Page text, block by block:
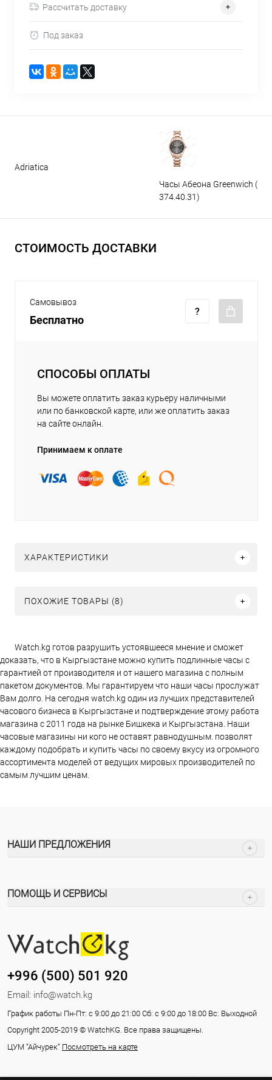
Рассчитать доставку
Под заказ
Adriatica
Часы Абеона Greenwich (GW
374.40.31)
СТОИМОСТЬ ДОСТАВКИ
Самовывоз
Бесплатно
СПОСОБЫ ОПЛАТЫ
Вы можете оплатить заказ курьеру наличными
или по банковской карте, или же оплатить заказ
на сайте онлайн.
Принимаем к оплате
ХАРАКТЕРИСТИКИ
ПОХОЖИЕ ТОВАРЫ (8)
Watch.kg готов разрушить устоявшееся мнение и сможет
доказать, что в Кыргызстане можно купить подлинные часы с
гарантией от производителя и от нашего магазина с полным
пакетом документов. Мы гарантируем что наши часы прослужат
Вам долго. На сегодня watch.kg один из лучших представителей
часового бизнеса в Кыргызстане и подтверждение этому работа
магазина c 2011 года на рынке Бишкека и Кыргызстана. Наши
часовые магазины ни кого не оставят равнодушным. позволят
каждому подобрать и купить часы по своему вкусу из огромного
ассортимента моделей от ведущих мировых производителей по
самым лучшим ценам.
НАШИ ПРЕДЛОЖЕНИЯ
ПОМОЩЬ И СЕРВИСЫ
+996 (500) 501 920
Email: info@watch.kg
График работы Пн-Пт: с 9:00 до 21:00 Сб: с 9:00 до 18:00 Вс: Выходной
Copyright 2005-2019 © WatchKG. Все права защищены.
ЦУМ “Айчурек“ Посмотреть на карте